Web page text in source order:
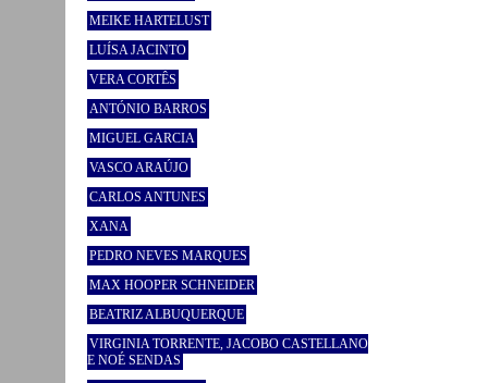
MEIKE HARTELUST
LUÍSA JACINTO
VERA CORTÊS
ANTÓNIO BARROS
MIGUEL GARCIA
VASCO ARAÚJO
CARLOS ANTUNES
XANA
PEDRO NEVES MARQUES
MAX HOOPER SCHNEIDER
BEATRIZ ALBUQUERQUE
VIRGINIA TORRENTE, JACOBO CASTELLANO
E NOÉ SENDAS